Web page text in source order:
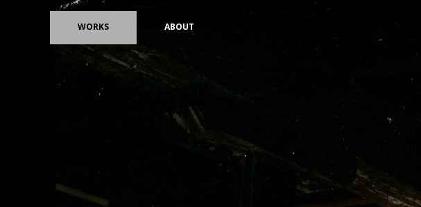
WORKS ABOUT